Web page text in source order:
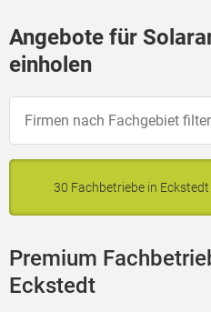
Angebote für
einholen
30 Fachbetriebe in
Premium
Eckstedt